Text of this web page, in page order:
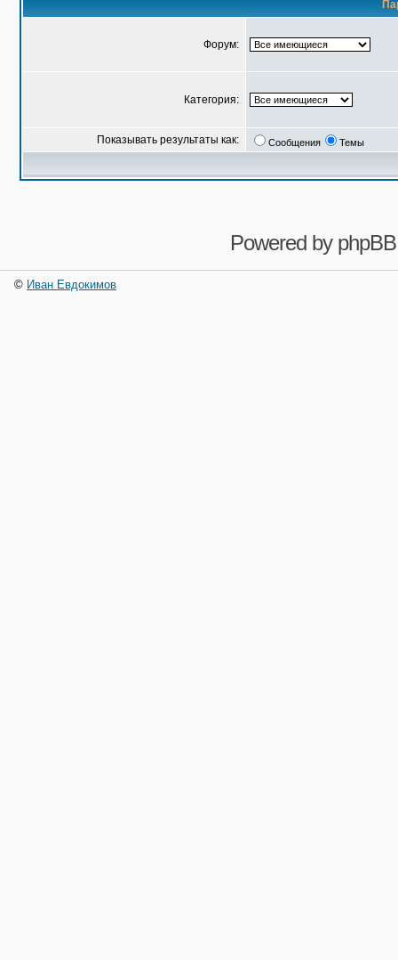
Форум:
Категория:
Показывать результаты как: Сообщения Темы
Powered by phpBB
© Иван Евдокимов